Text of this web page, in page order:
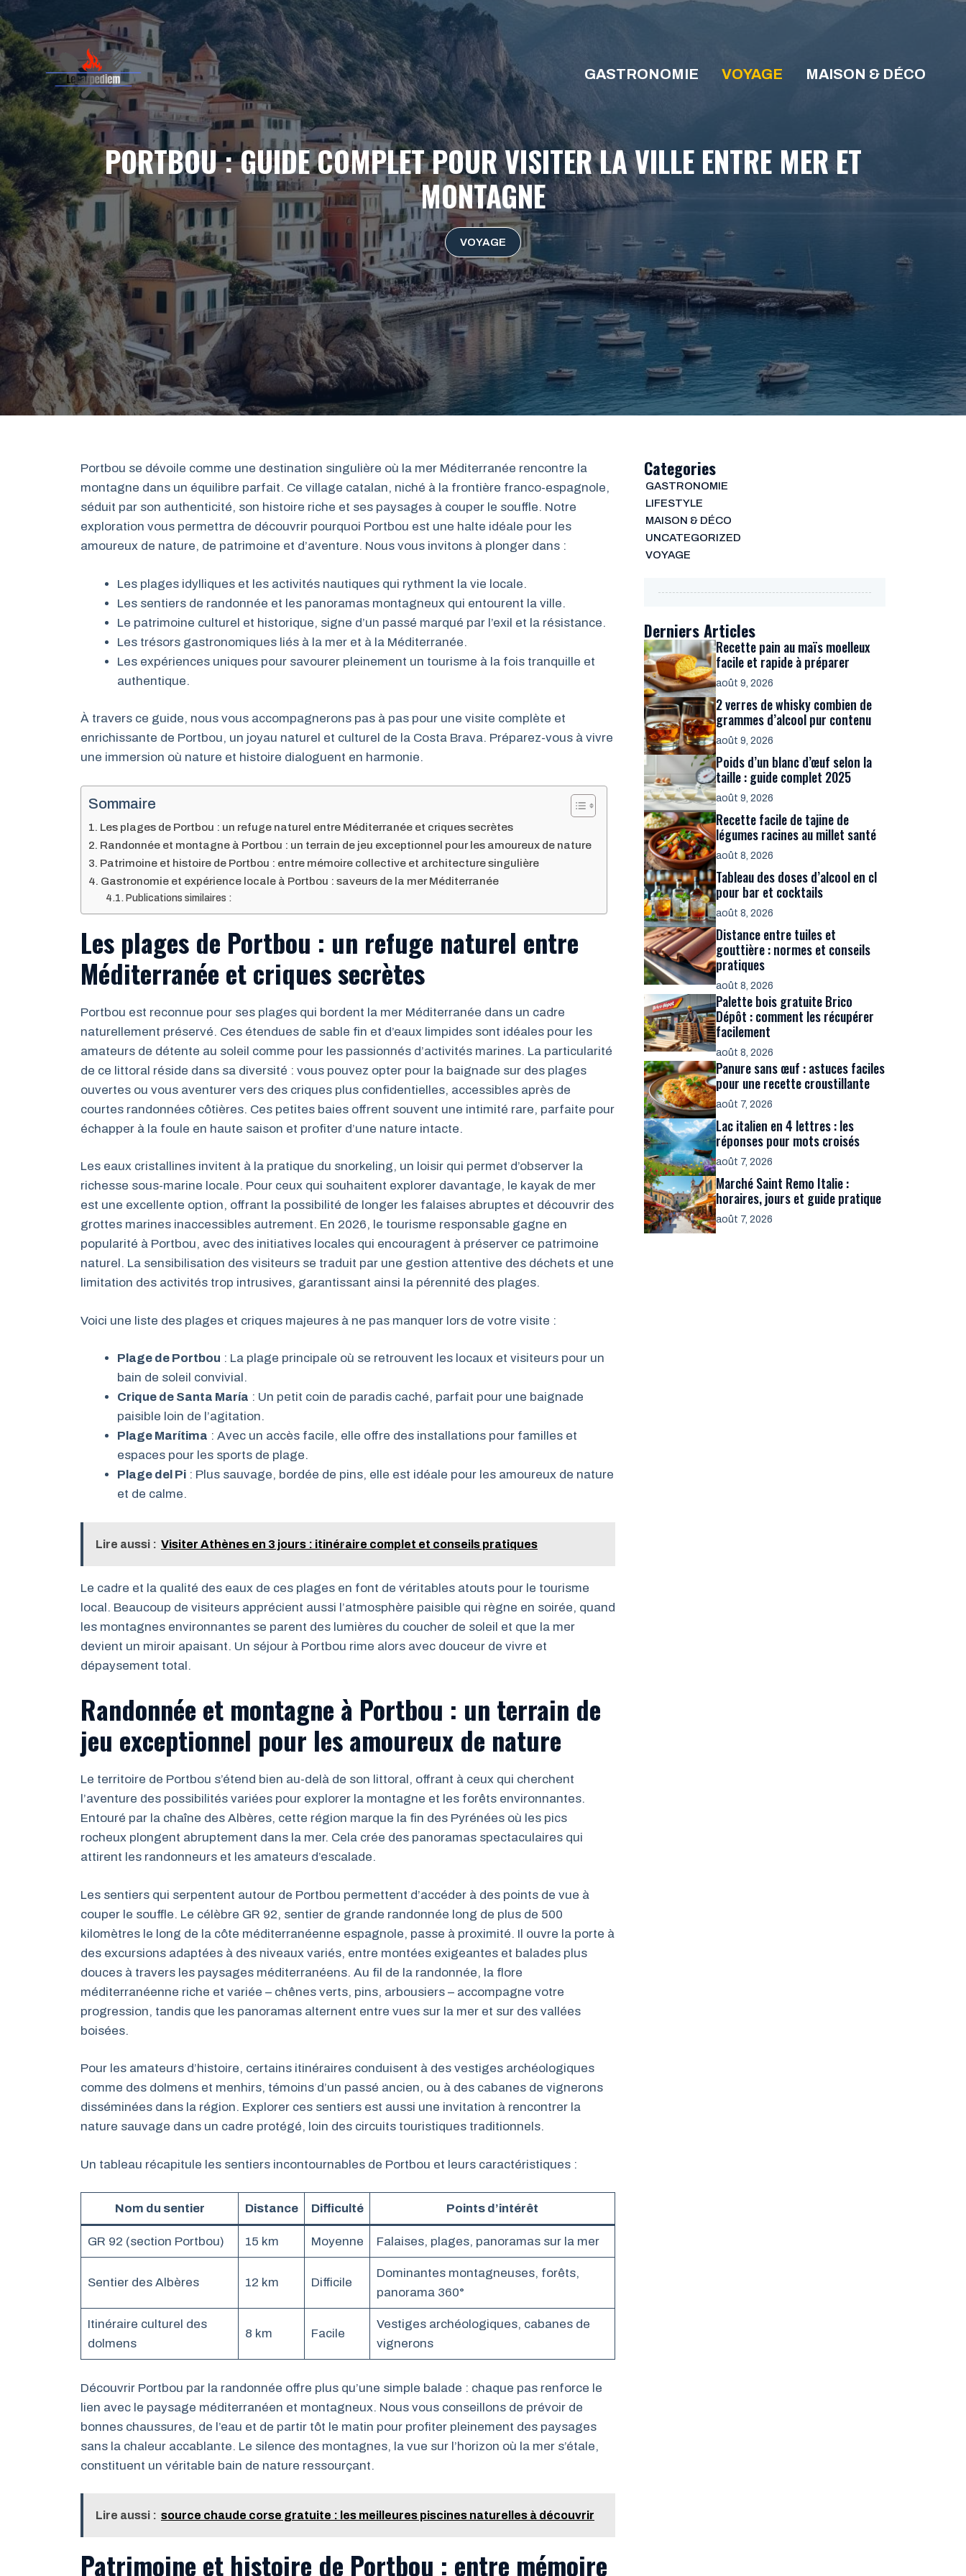
Aller
au
contenu
GASTRONOMIE VOYAGE MAISON & DÉCO
PORTBOU : GUIDE COMPLET POUR VISITER LA VILLE ENTRE MER ET
MONTAGNE
VOYAGE
Portbou se dévoile comme une destination singulière où la mer Méditerranée rencontre la
montagne dans un équilibre parfait. Ce village catalan, niché à la frontière franco-espagnole,
séduit par son authenticité, son histoire riche et ses paysages à couper le souffle. Notre
exploration vous permettra de découvrir pourquoi Portbou est une halte idéale pour les
amoureux de nature, de patrimoine et d’aventure. Nous vous invitons à plonger dans :
Les plages idylliques et les activités nautiques qui rythment la vie locale.
Les sentiers de randonnée et les panoramas montagneux qui entourent la ville.
Le patrimoine culturel et historique, signe d’un passé marqué par l’exil et la résistance.
Les trésors gastronomiques liés à la mer et à la Méditerranée.
Les expériences uniques pour savourer pleinement un tourisme à la fois tranquille et
authentique.
À travers ce guide, nous vous accompagnerons pas à pas pour une visite complète et
enrichissante de Portbou, un joyau naturel et culturel de la Costa Brava. Préparez-vous à vivre
une immersion où nature et histoire dialoguent en harmonie.
Sommaire
Les plages de Portbou : un refuge naturel entre Méditerranée et criques secrètes
Randonnée et montagne à Portbou : un terrain de jeu exceptionnel pour les amoureux de nature
Patrimoine et histoire de Portbou : entre mémoire collective et architecture singulière
Gastronomie et expérience locale à Portbou : saveurs de la mer Méditerranée
Publications similaires :
Les plages de Portbou : un refuge naturel entre
Méditerranée et criques secrètes
Portbou est reconnue pour ses plages qui bordent la mer Méditerranée dans un cadre
naturellement préservé. Ces étendues de sable fin et d’eaux limpides sont idéales pour les
amateurs de détente au soleil comme pour les passionnés d’activités marines. La particularité
de ce littoral réside dans sa diversité : vous pouvez opter pour la baignade sur des plages
ouvertes ou vous aventurer vers des criques plus confidentielles, accessibles après de
courtes randonnées côtières. Ces petites baies offrent souvent une intimité rare, parfaite pour
échapper à la foule en haute saison et profiter d’une nature intacte.
Les eaux cristallines invitent à la pratique du snorkeling, un loisir qui permet d’observer la
richesse sous-marine locale. Pour ceux qui souhaitent explorer davantage, le kayak de mer
est une excellente option, offrant la possibilité de longer les falaises abruptes et découvrir des
grottes marines inaccessibles autrement. En 2026, le tourisme responsable gagne en
popularité à Portbou, avec des initiatives locales qui encouragent à préserver ce patrimoine
naturel. La sensibilisation des visiteurs se traduit par une gestion attentive des déchets et une
limitation des activités trop intrusives, garantissant ainsi la pérennité des plages.
Voici une liste des plages et criques majeures à ne pas manquer lors de votre visite :
Plage de Portbou : La plage principale où se retrouvent les locaux et visiteurs pour un
bain de soleil convivial.
Crique de Santa María : Un petit coin de paradis caché, parfait pour une baignade
paisible loin de l’agitation.
Plage Marítima : Avec un accès facile, elle offre des installations pour familles et
espaces pour les sports de plage.
Plage del Pi : Plus sauvage, bordée de pins, elle est idéale pour les amoureux de nature
et de calme.
Lire aussi : Visiter Athènes en 3 jours : itinéraire complet et conseils pratiques
Le cadre et la qualité des eaux de ces plages en font de véritables atouts pour le tourisme
local. Beaucoup de visiteurs apprécient aussi l’atmosphère paisible qui règne en soirée, quand
les montagnes environnantes se parent des lumières du coucher de soleil et que la mer
devient un miroir apaisant. Un séjour à Portbou rime alors avec douceur de vivre et
dépaysement total.
Randonnée et montagne à Portbou : un terrain de
jeu exceptionnel pour les amoureux de nature
Le territoire de Portbou s’étend bien au-delà de son littoral, offrant à ceux qui cherchent
l’aventure des possibilités variées pour explorer la montagne et les forêts environnantes.
Entouré par la chaîne des Albères, cette région marque la fin des Pyrénées où les pics
rocheux plongent abruptement dans la mer. Cela crée des panoramas spectaculaires qui
attirent les randonneurs et les amateurs d’escalade.
Les sentiers qui serpentent autour de Portbou permettent d’accéder à des points de vue à
couper le souffle. Le célèbre GR 92, sentier de grande randonnée long de plus de 500
kilomètres le long de la côte méditerranéenne espagnole, passe à proximité. Il ouvre la porte à
des excursions adaptées à des niveaux variés, entre montées exigeantes et balades plus
douces à travers les paysages méditerranéens. Au fil de la randonnée, la flore
méditerranéenne riche et variée – chênes verts, pins, arbousiers – accompagne votre
progression, tandis que les panoramas alternent entre vues sur la mer et sur des vallées
boisées.
Pour les amateurs d’histoire, certains itinéraires conduisent à des vestiges archéologiques
comme des dolmens et menhirs, témoins d’un passé ancien, ou à des cabanes de vignerons
disséminées dans la région. Explorer ces sentiers est aussi une invitation à rencontrer la
nature sauvage dans un cadre protégé, loin des circuits touristiques traditionnels.
Un tableau récapitule les sentiers incontournables de Portbou et leurs caractéristiques :
Nom du sentier Distance Difficulté Points d’intérêt
GR 92 (section Portbou) 15 km Moyenne Falaises, plages, panoramas sur la mer
Sentier des Albères 12 km Difficile
Dominantes montagneuses, forêts,
panorama 360°
Itinéraire culturel des
dolmens
8 km Facile
Vestiges archéologiques, cabanes de
vignerons
Découvrir Portbou par la randonnée offre plus qu’une simple balade : chaque pas renforce le
lien avec le paysage méditerranéen et montagneux. Nous vous conseillons de prévoir de
bonnes chaussures, de l’eau et de partir tôt le matin pour profiter pleinement des paysages
sans la chaleur accablante. Le silence des montagnes, la vue sur l’horizon où la mer s’étale,
constituent un véritable bain de nature ressourçant.
Lire aussi : source chaude corse gratuite : les meilleures piscines naturelles à découvrir
Patrimoine et histoire de Portbou : entre mémoire
Categories
GASTRONOMIE
LIFESTYLE
MAISON & DÉCO
UNCATEGORIZED
VOYAGE
Derniers Articles
Recette pain au maïs moelleux
facile et rapide à préparer
août 9, 2026
2 verres de whisky combien de
grammes d’alcool pur contenu
août 9, 2026
Poids d’un blanc d’œuf selon la
taille : guide complet 2025
août 9, 2026
Recette facile de tajine de
légumes racines au millet santé
août 8, 2026
Tableau des doses d’alcool en cl
pour bar et cocktails
août 8, 2026
Distance entre tuiles et
gouttière : normes et conseils
pratiques
août 8, 2026
Palette bois gratuite Brico
Dépôt : comment les récupérer
facilement
août 8, 2026
Panure sans œuf : astuces faciles
pour une recette croustillante
août 7, 2026
Lac italien en 4 lettres : les
réponses pour mots croisés
août 7, 2026
Marché Saint Remo Italie :
horaires, jours et guide pratique
août 7, 2026